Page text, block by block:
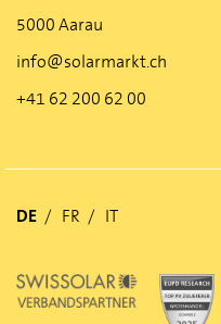
5000 Aarau
info@solarmarkt.ch
+41 62 200 62 00
DE FR IT